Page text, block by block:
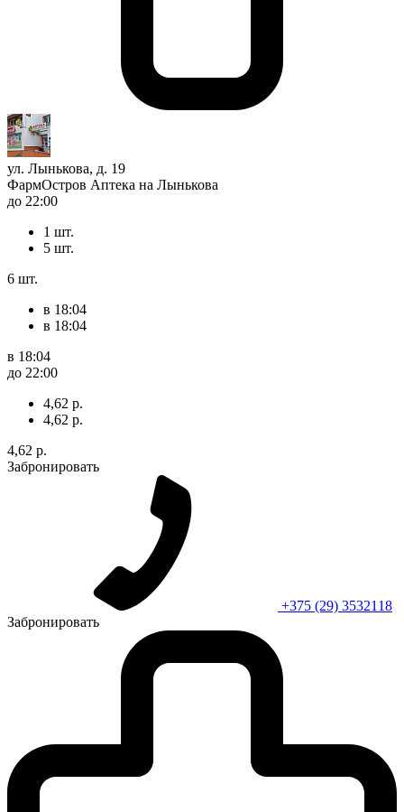
ул. Лынькова, д. 19
ФармОстров Аптека на Лынькова
до 22:00
1 шт.
5 шт.
6 шт.
в 18:04
в 18:04
в 18:04
до 22:00
4,62 р.
4,62 р.
4,62 р.
Забронировать
+375 (29) 3532118
Забронировать